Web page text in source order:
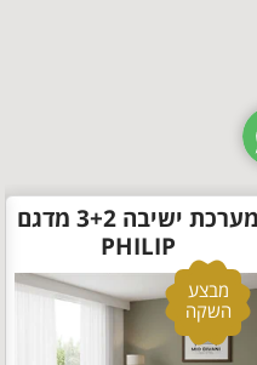
מערכת ישיבה 3+2 מדגם
PHILIP
מבצע
השקה